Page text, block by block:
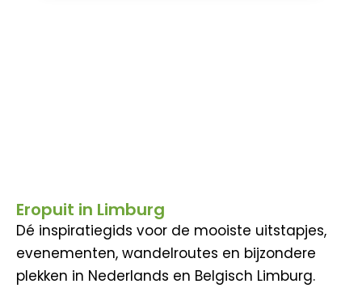
Eropuit in Limburg
Dé inspiratiegids voor de mooiste uitstapjes,
evenementen, wandelroutes en bijzondere
plekken in Nederlands en Belgisch Limburg.